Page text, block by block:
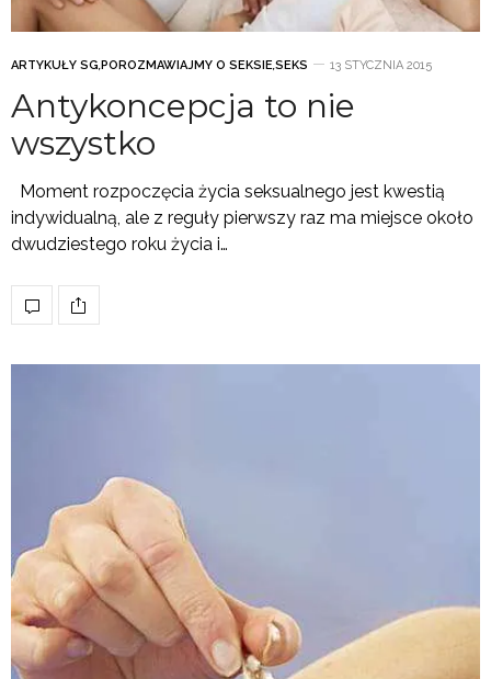
ARTYKUŁY SG,POROZMAWIAJMY O SEKSIE,SEKS 13 STYCZNIA 2015
Antykoncepcja to nie
wszystko
Moment rozpoczęcia życia seksualnego jest kwestią
indywidualną, ale z reguły pierwszy raz ma miejsce około
dwudziestego roku życia i…